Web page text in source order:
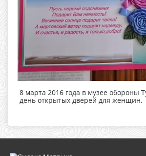
8 марта 2016 года в музее обороны
день открытых дверей для женщин.